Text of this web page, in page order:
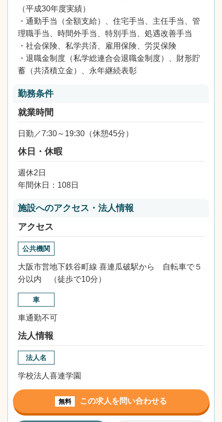
（平成30年度実績）
・通勤手当（全額支給）、住宅手当、主任手当、管
理職手当、時間外手当、特別手当、処遇改善手当
・社会保険、私学共済、雇用保険、労災保険
・退職金制度（私学総連合会退職金制度）、財形貯
蓄（共済積立金）、永年継続表彰
勤務条件
就業時間
日勤／7:30～19:30（休憩45分）
休日・休暇
週休2日
年間休日：108日
施設へのアクセス・法人情報
アクセス
公共機関
大阪市営地下鉄谷町線 喜連瓜破駅から 自転車で５
分以内 （徒歩で10分）
車
車通勤不可
法人情報
法人名
学校法人喜連学園
無料 この求人を問い合わせる